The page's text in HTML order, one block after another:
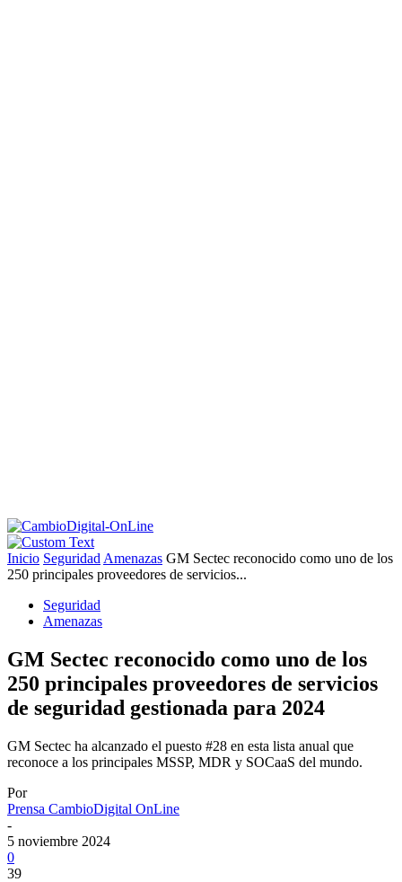
Inicio Seguridad Amenazas GM Sectec reconocido como uno de los
250 principales proveedores de servicios...
Seguridad
Amenazas
GM Sectec reconocido como uno de los
250 principales proveedores de servicios
de seguridad gestionada para 2024
GM Sectec ha alcanzado el puesto #28 en esta lista anual que
reconoce a los principales MSSP, MDR y SOCaaS del mundo.
Por
Prensa CambioDigital OnLine
-
5 noviembre 2024
0
39